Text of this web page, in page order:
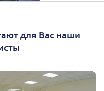
для Вас наши